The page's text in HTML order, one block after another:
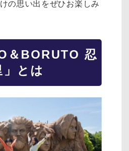
の思い出をぜひお楽しみ
＆BORUTO 忍
」とは